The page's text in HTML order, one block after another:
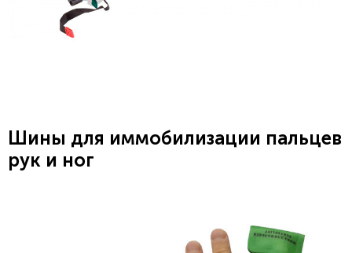
Шины для иммобилизации пальцев
рук и ног